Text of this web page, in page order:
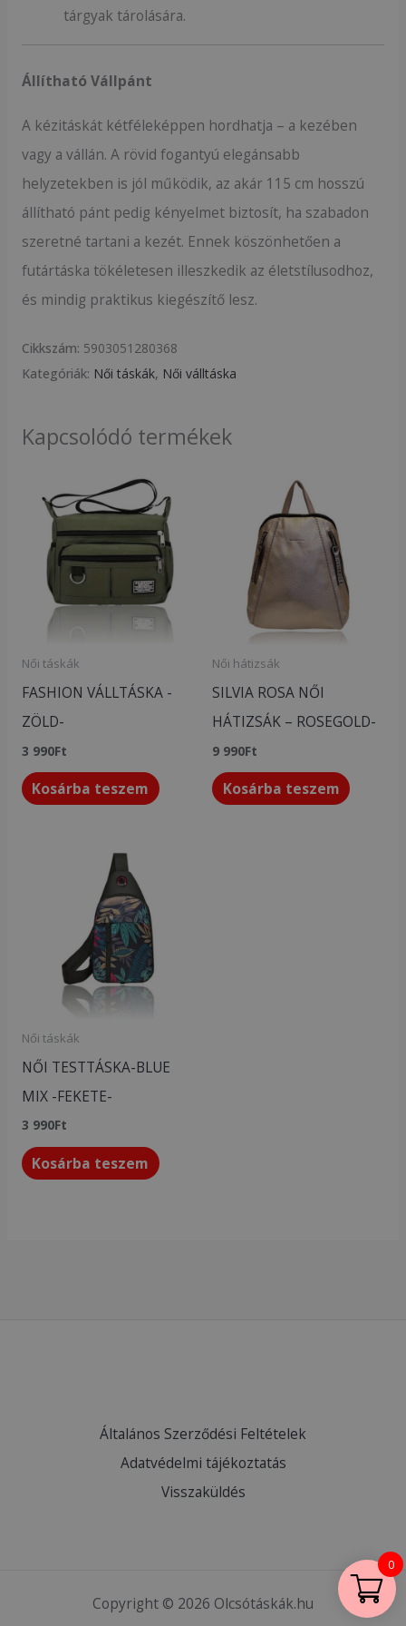
tárgyak tárolására.
Állítható Vállpánt
A kézitáskát kétféleképpen hordhatja – a kezében
vagy a vállán. A rövid fogantyú elegánsabb
helyzetekben is jól működik, az akár 115 cm hosszú
állítható pánt pedig kényelmet biztosít, ha szabadon
szeretné tartani a kezét. Ennek köszönhetően a
futártáska tökéletesen illeszkedik az életstílusodhoz,
és mindig praktikus kiegészítő lesz.
Cikkszám: 5903051280368
Kategóriák: Női táskák, Női válltáska
Kapcsolódó termékek
Női táskák
FASHION VÁLLTÁSKA -
ZÖLD-
3 990Ft
Kosárba teszem
Női hátizsák
SILVIA ROSA NŐI
HÁTIZSÁK – ROSEGOLD-
9 990Ft
Kosárba teszem
Női táskák
NŐI TESTTÁSKA-BLUE
MIX -FEKETE-
3 990Ft
Kosárba teszem
Általános Szerződési Feltételek
Adatvédelmi tájékoztatás
Visszaküldés
Copyright © 2026 Olcsótáskák.hu
0